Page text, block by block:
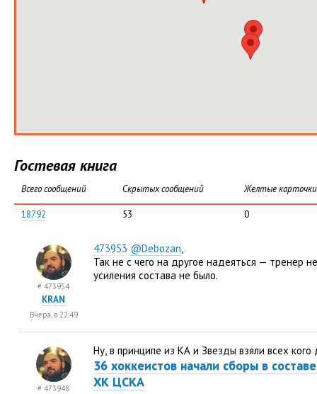
Гостевая книга
Всего сообщений Скрытых сообщений Желтые карточки
18792 53 0
473953 @Debozan,
Так не с чего на другое надеяться — тренер
усиления состава не было.
# 473954
KRAN
Вчера, в 22:49
Ну, в принципе из КА и Звезды взяли всех
36 хоккеистов начали сборы в
ХК ЦСКА
# 473948